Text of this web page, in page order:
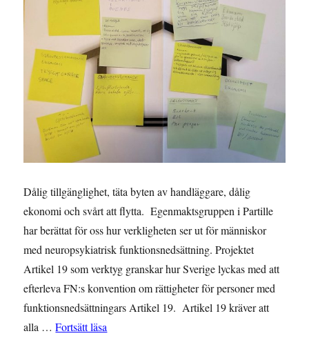
Dålig tillgänglighet, täta byten av handläggare, dålig
ekonomi och svårt att flytta. Egenmaktsgruppen i Partille
har berättat för oss hur verkligheten ser ut för människor
med neuropsykiatrisk funktionsnedsättning. Projektet
Artikel 19 som verktyg granskar hur Sverige lyckas med att
efterleva FN:s konvention om rättigheter för personer med
funktionsnedsättningars Artikel 19. Artikel 19 kräver att
alla …Fortsätt läsa